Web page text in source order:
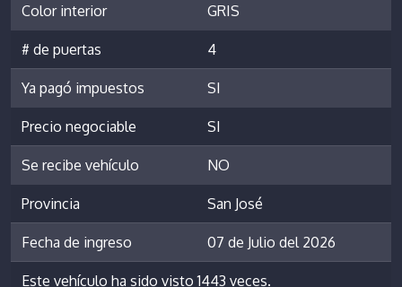
Color interior GRIS
# de puertas 4
Ya pagó impuestos SI
Precio negociable SI
Se recibe vehículo NO
Provincia San José
Fecha de ingreso 07 de Julio del 2026
Este vehículo ha sido visto 1443 veces.